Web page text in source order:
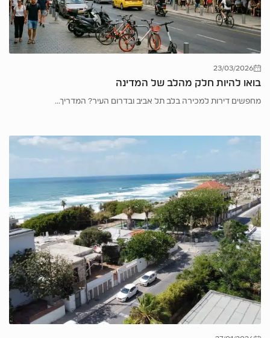
23/03/2026
בואו להיות חלק מהלב של המדינה
מחפשים דירות למכירה בלב תל אביב ובדרום העיר? המדריך...